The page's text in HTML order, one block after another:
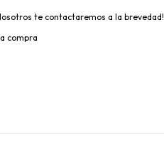
te contactaremos a la brevedad!
compra